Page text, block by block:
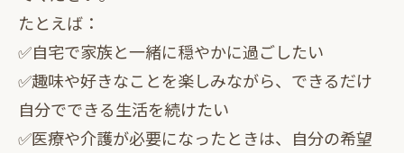
たとえば：
✅自宅で家族と一緒に穏やかに過ごしたい
✅趣味や好きなことを楽しみながら、できるだけ
自分でできる生活を続けたい
✅医療や介護が必要になったときは、自分の希望